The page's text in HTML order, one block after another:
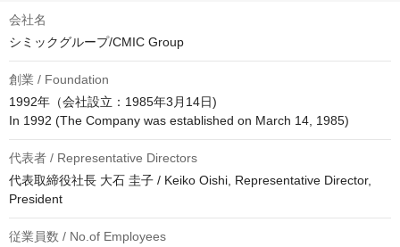
会社名
シミックグループ/CMIC Group
創業 / Foundation
1992年（会社設立：1985年3月14日)
代表者 / Representative Directors
代表取締役社長 大石 圭子 / Keiko Oishi, Representative Director,
President
従業員数 / No.of Employees